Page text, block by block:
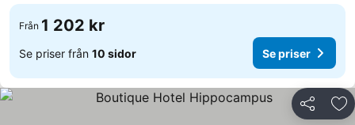
Från 1 202 kr
Se priser från 10 sidor Se priser
Dela